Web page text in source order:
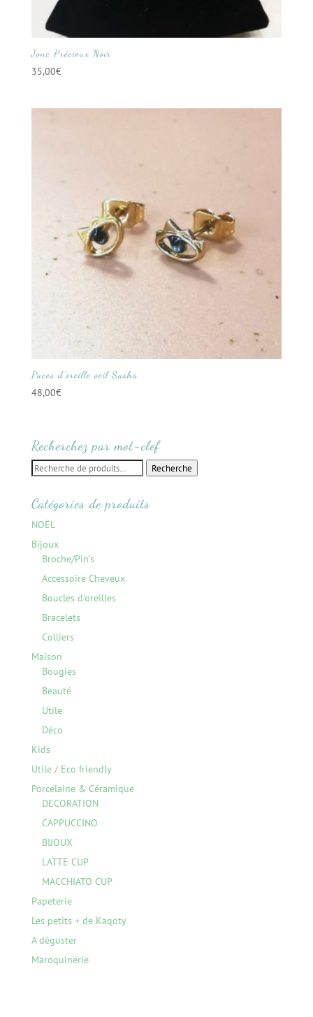
Jonc Précieux Noir
35,00€
Puces d’oreille oeil Sasha
48,00€
Recherchez par mot-clef
Recherche
pour :
Recherche
Catégories de produits
NOËL
Bijoux
Broche/Pin's
Accessoire Cheveux
Boucles d'oreilles
Bracelets
Colliers
Maison
Bougies
Beauté
Utile
Déco
Kids
Utile / Eco friendly
Porcelaine & Céramique
DECORATION
CAPPUCCINO
BIJOUX
LATTE CUP
MACCHIATO CUP
Papeterie
Les petits + de Kaqoty
A déguster
Maroquinerie